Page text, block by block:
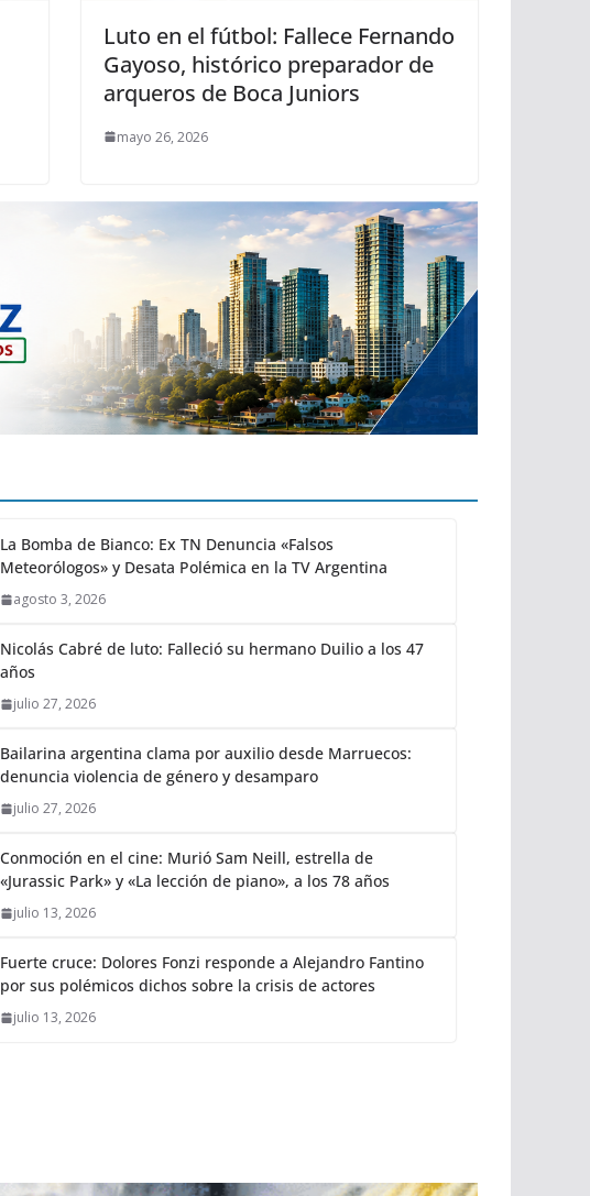
Luto en el fútbol: Fallece Fernando
Gayoso, histórico preparador de
arqueros de Boca Juniors
mayo 26, 2026
La Bomba de Bianco: Ex TN Denuncia «Falsos
Meteorólogos» y Desata Polémica en la TV Argentina
agosto 3, 2026
Nicolás Cabré de luto: Falleció su hermano Duilio a los 47
años
julio 27, 2026
Bailarina argentina clama por auxilio desde Marruecos:
denuncia violencia de género y desamparo
julio 27, 2026
Conmoción en el cine: Murió Sam Neill, estrella de
«Jurassic Park» y «La lección de piano», a los 78 años
julio 13, 2026
Fuerte cruce: Dolores Fonzi responde a Alejandro Fantino
por sus polémicos dichos sobre la crisis de actores
julio 13, 2026